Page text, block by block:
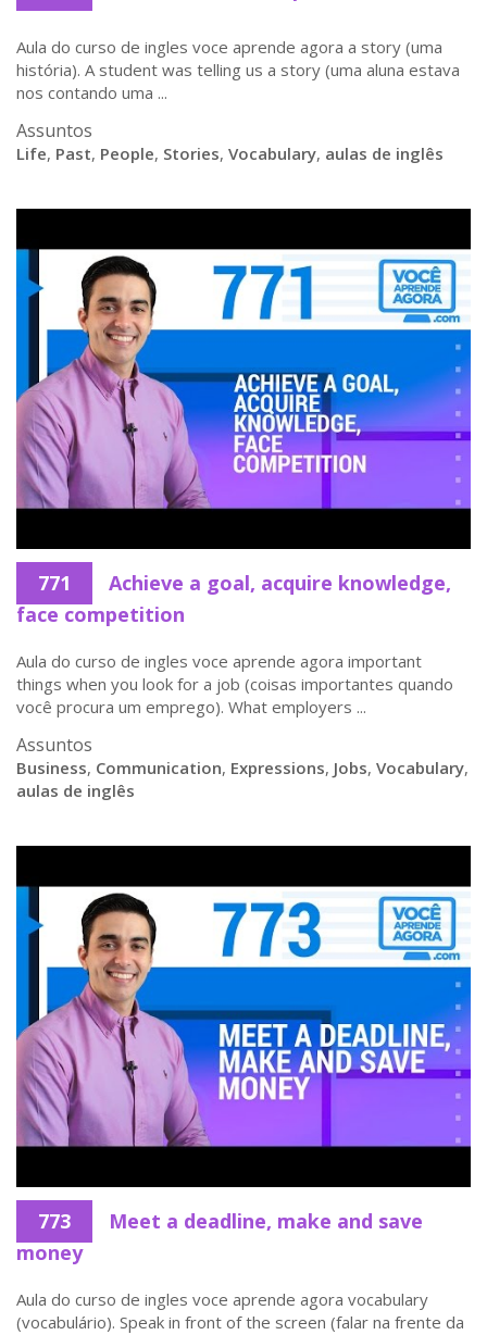
Aula do curso de ingles voce aprende agora a story (uma
história). A student was telling us a story (uma aluna estava
nos contando uma ...
Assuntos
Life, Past, People, Stories, Vocabulary, aulas de inglês
771
Achieve a goal, acquire knowledge,
face competition
Aula do curso de ingles voce aprende agora important
things when you look for a job (coisas importantes quando
você procura um emprego). What employers ...
Assuntos
Business, Communication, Expressions, Jobs, Vocabulary,
aulas de inglês
773
Meet a deadline, make and save
money
Aula do curso de ingles voce aprende agora vocabulary
(vocabulário). Speak in front of the screen (falar na frente da